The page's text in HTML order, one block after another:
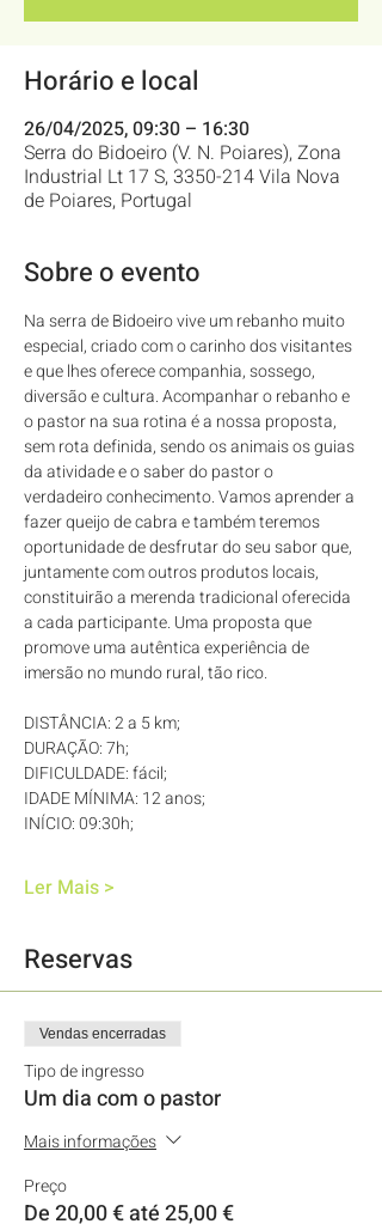
Horário e local
26/04/2025, 09:30 – 16:30
Serra do Bidoeiro (V. N. Poiares), Zona
Industrial Lt 17 S, 3350-214 Vila Nova
de Poiares, Portugal
Sobre o evento
Na serra de Bidoeiro vive um rebanho muito
especial, criado com o carinho dos visitantes
e que lhes oferece companhia, sossego,
diversão e cultura. Acompanhar o rebanho e
o pastor na sua rotina é a nossa proposta,
sem rota definida, sendo os animais os guias
da atividade e o saber do pastor o
verdadeiro conhecimento. Vamos aprender a
fazer queijo de cabra e também teremos
oportunidade de desfrutar do seu sabor que,
juntamente com outros produtos locais,
constituirão a merenda tradicional oferecida
a cada participante. Uma proposta que
promove uma autêntica experiência de
imersão no mundo rural, tão rico.
DISTÂNCIA: 2 a 5 km;
DURAÇÃO: 7h;
DIFICULDADE: fácil;
IDADE MÍNIMA: 12 anos;
INÍCIO: 09:30h;
Ler Mais >
Reservas
Vendas encerradas
Tipo de ingresso
Um dia com o pastor
Mais informações
Preço
De 20,00 € até 25,00 €